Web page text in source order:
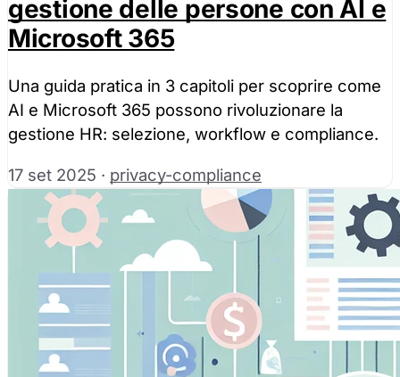
gestione delle persone con AI e
Microsoft 365
Una guida pratica in 3 capitoli per scoprire come
AI e Microsoft 365 possono rivoluzionare la
gestione HR: selezione, workflow e compliance.
17 set 2025 · privacy-compliance